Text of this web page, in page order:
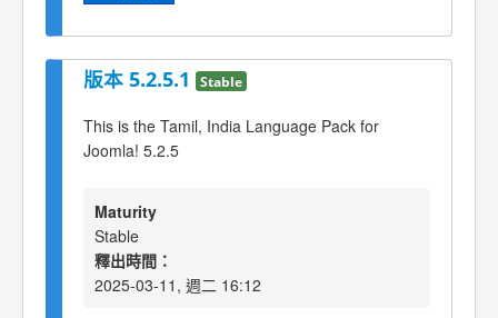
版本 5.2.5.1 Stable
This is the Tamil, India Language Pack for
Joomla! 5.2.5
Maturity
Stable
釋出時間：
2025-03-11, 週二 16:12